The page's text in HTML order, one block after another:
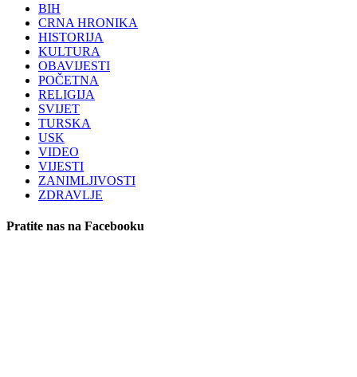
BIH
CRNA HRONIKA
HISTORIJA
KULTURA
OBAVIJESTI
POČETNA
RELIGIJA
SVIJET
TURSKA
USK
VIDEO
VIJESTI
ZANIMLJIVOSTI
ZDRAVLJE
Pratite nas na Facebooku